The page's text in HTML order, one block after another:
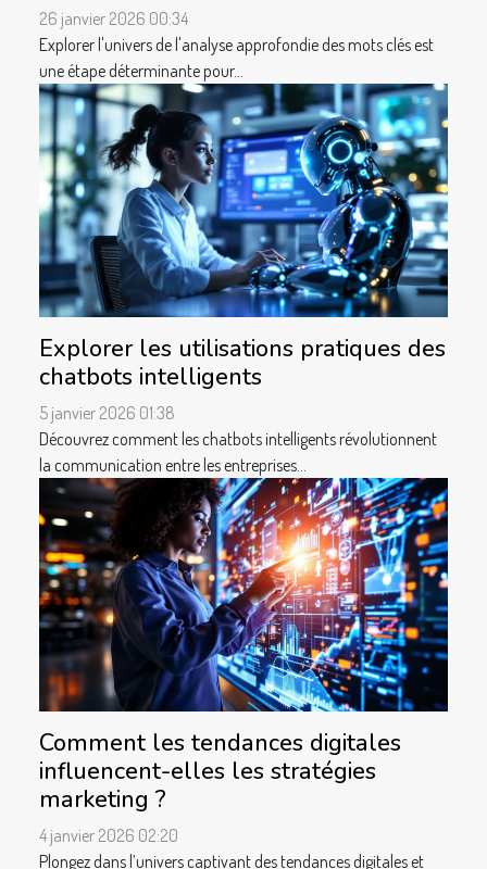
26 janvier 2026 00:34
Explorer l'univers de l'analyse approfondie des mots clés est
une étape déterminante pour...
Explorer les utilisations pratiques des
chatbots intelligents
5 janvier 2026 01:38
Découvrez comment les chatbots intelligents révolutionnent
la communication entre les entreprises...
Comment les tendances digitales
influencent-elles les stratégies
marketing ?
4 janvier 2026 02:20
Plongez dans l’univers captivant des tendances digitales et